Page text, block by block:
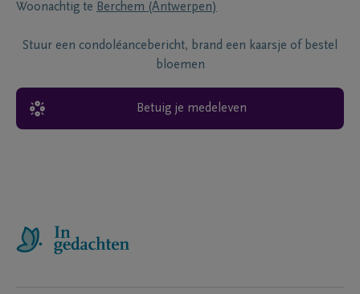
Woonachtig te Berchem (Antwerpen)
Stuur een condoléancebericht, brand een kaarsje of bestel
bloemen
Betuig je medeleven